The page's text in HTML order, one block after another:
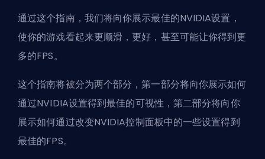
通过这个指南，我们将向你展示最佳的NVIDIA设置，
使你的游戏看起来更顺滑，更好，甚至可能让你得到更
多的FPS。
这个指南将被分为两个部分，第一部分将向你展示如何
通过NVIDIA设置得到最佳的可视性，第二部分将向你
展示如何通过改变NVIDIA控制面板中的一些设置得到
最佳的FPS。